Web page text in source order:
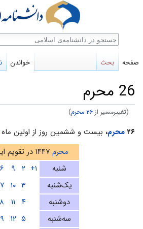
26 محرم
(تغییرمسیر از۲۶ محرم )
پرش
پرش
۲۶ محرم، بیست و ششمین روز از اولین ماه
محرم ۱۴۴۷ در تقویم ایران
شنبه
۱+ ۲ ۹
یک‌شنبه
۳ ۱۰
دوشنبه
۴ ۱۱
سه‌شنبه
۵ ۱۲
صفحه بحث خواندن
جستجو